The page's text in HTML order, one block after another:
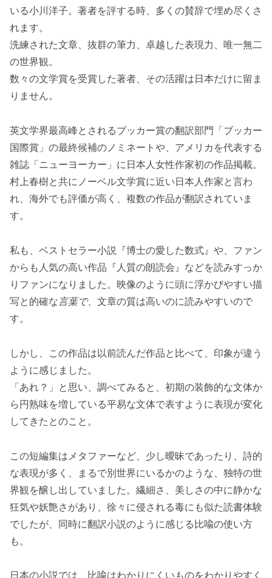
いる小川洋子。著者を評する時、多くの賛辞で埋め尽くさ
れます。
洗練された文章、抜群の筆力、卓越した表現力、唯一無二
の世界観。
数々の文学賞を受賞した著者、その活躍は日本だけに留ま
りません。
英文学界最高峰とされるブッカー賞の翻訳部門「ブッカー
国際賞」の最終候補のノミネートや、アメリカを代表する
雑誌「ニューヨーカー」に日本人女性作家初の作品掲載。
村上春樹と共にノーベル文学賞に近い日本人作家と言わ
れ、海外でも評価が高く、複数の作品が翻訳されていま
す。
私も、ベストセラー小説『博士の愛した数式』や、ファン
からも人気の高い作品『人質の朗読会』などを読みすっか
りファンになりました。映像のように頭に浮かびやすい描
写と的確な 言葉で、 文章の質は高いのに読みやすいので
す。
しかし、この作品は以前読んだ作品と比べて、印象が違う
ように感じました。
「あれ？」と思い、調べてみると、初期の装飾的な文体か
ら円熟味を増している平易な文体で表すように表現が変化
してきたとのこと。
この短編集はメタファーなど、少し曖昧であったり、詩的
な表現が多く、まるで別世界にいるかのような、独特の世
界観を醸し出していました。繊細さ、美しさの中に静かな
狂気や妖艶さがあり、徐々に侵される毒にも似た読書体験
でしたが、同時に翻訳小説のように感じる比喩の使い方
も。
日本の小説では、比喩はわかりにくいものをわかりやすく